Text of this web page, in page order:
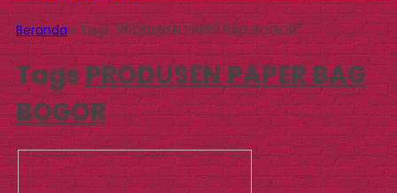
Beranda»Tags "PRODUSEN PAPER BAG BOGOR"
TagsPRODUSEN PAPER BAG
BOGOR